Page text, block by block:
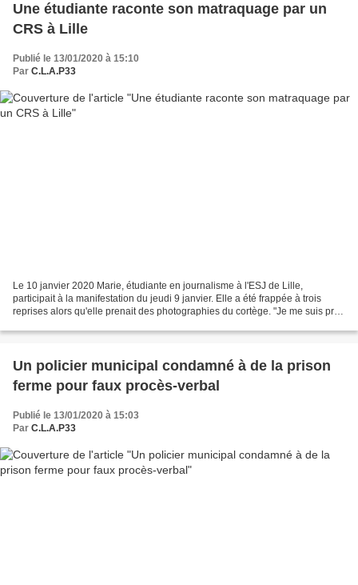
Une étudiante raconte son matraquage par un
CRS à Lille
Publié le 13/01/2020 à 15:10
Par C.L.A.P33
Le 10 janvier 2020 Marie, étudiante en journalisme à l'ESJ de Lille,
participait à la manifestation du jeudi 9 janvier. Elle a été frappée à trois
reprises alors qu'elle prenait des photographies du cortège. "Je me suis pris
Un policier municipal condamné à de la prison
ferme pour faux procès-verbal
Publié le 13/01/2020 à 15:03
Par C.L.A.P33